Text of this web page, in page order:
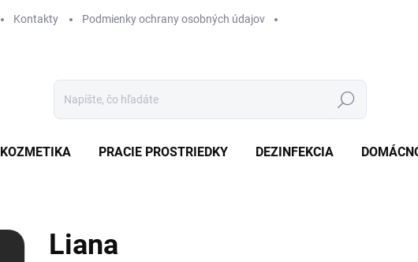
Kontakty Podmienky ochrany osobných údajov
Hľadať
KOZMETIKA PRACIE PROSTRIEDKY DEZINFEKCIA
Liana